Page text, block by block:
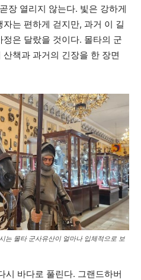
장 열리지 않는다. 빛은 강하게
는 편하게 걷지만, 과거 이 길
은 달랐을 것이다. 몰타의 군
책과 과거의 긴장을 한 장면
는 몰타 군사유산이 얼마나 입체적으로 보
시 바다로 풀린다. 그랜드하버